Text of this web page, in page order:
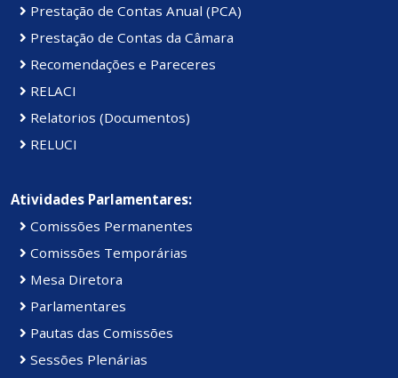
Prestação de Contas Anual (PCA)
Prestação de Contas da Câmara
Recomendações e Pareceres
RELACI
Relatorios (Documentos)
RELUCI
Atividades Parlamentares:
Comissões Permanentes
Comissões Temporárias
Mesa Diretora
Parlamentares
Pautas das Comissões
Sessões Plenárias